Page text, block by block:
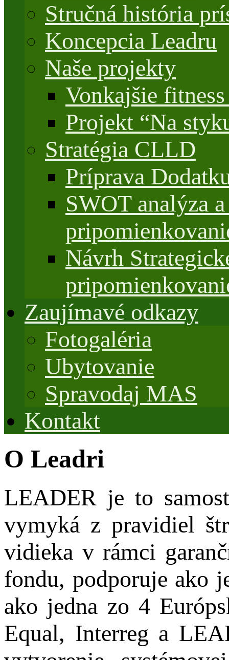
Stručná história
Koncepcia Leadru
Naše projekty
Vonkajšie
Projekt “Na
Stratégia CLLD
Príprava
SWOT analýza
Návrh
Zaujímavé odkazy
Fotogaléria
Ubytovanie
Spravodaj MAS
Kontakt
O Leadri
LEADER je to
vymyká z pravidiel
vidieka v rámci
fondu, podporuje ako
ako jedna zo 4
Equal, Interreg a